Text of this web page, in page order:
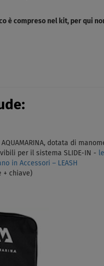
è compreso nel kit, per qui
dotata di
per il sistema SLIDE-IN -
in Accessori – LEASH
+ chiave)